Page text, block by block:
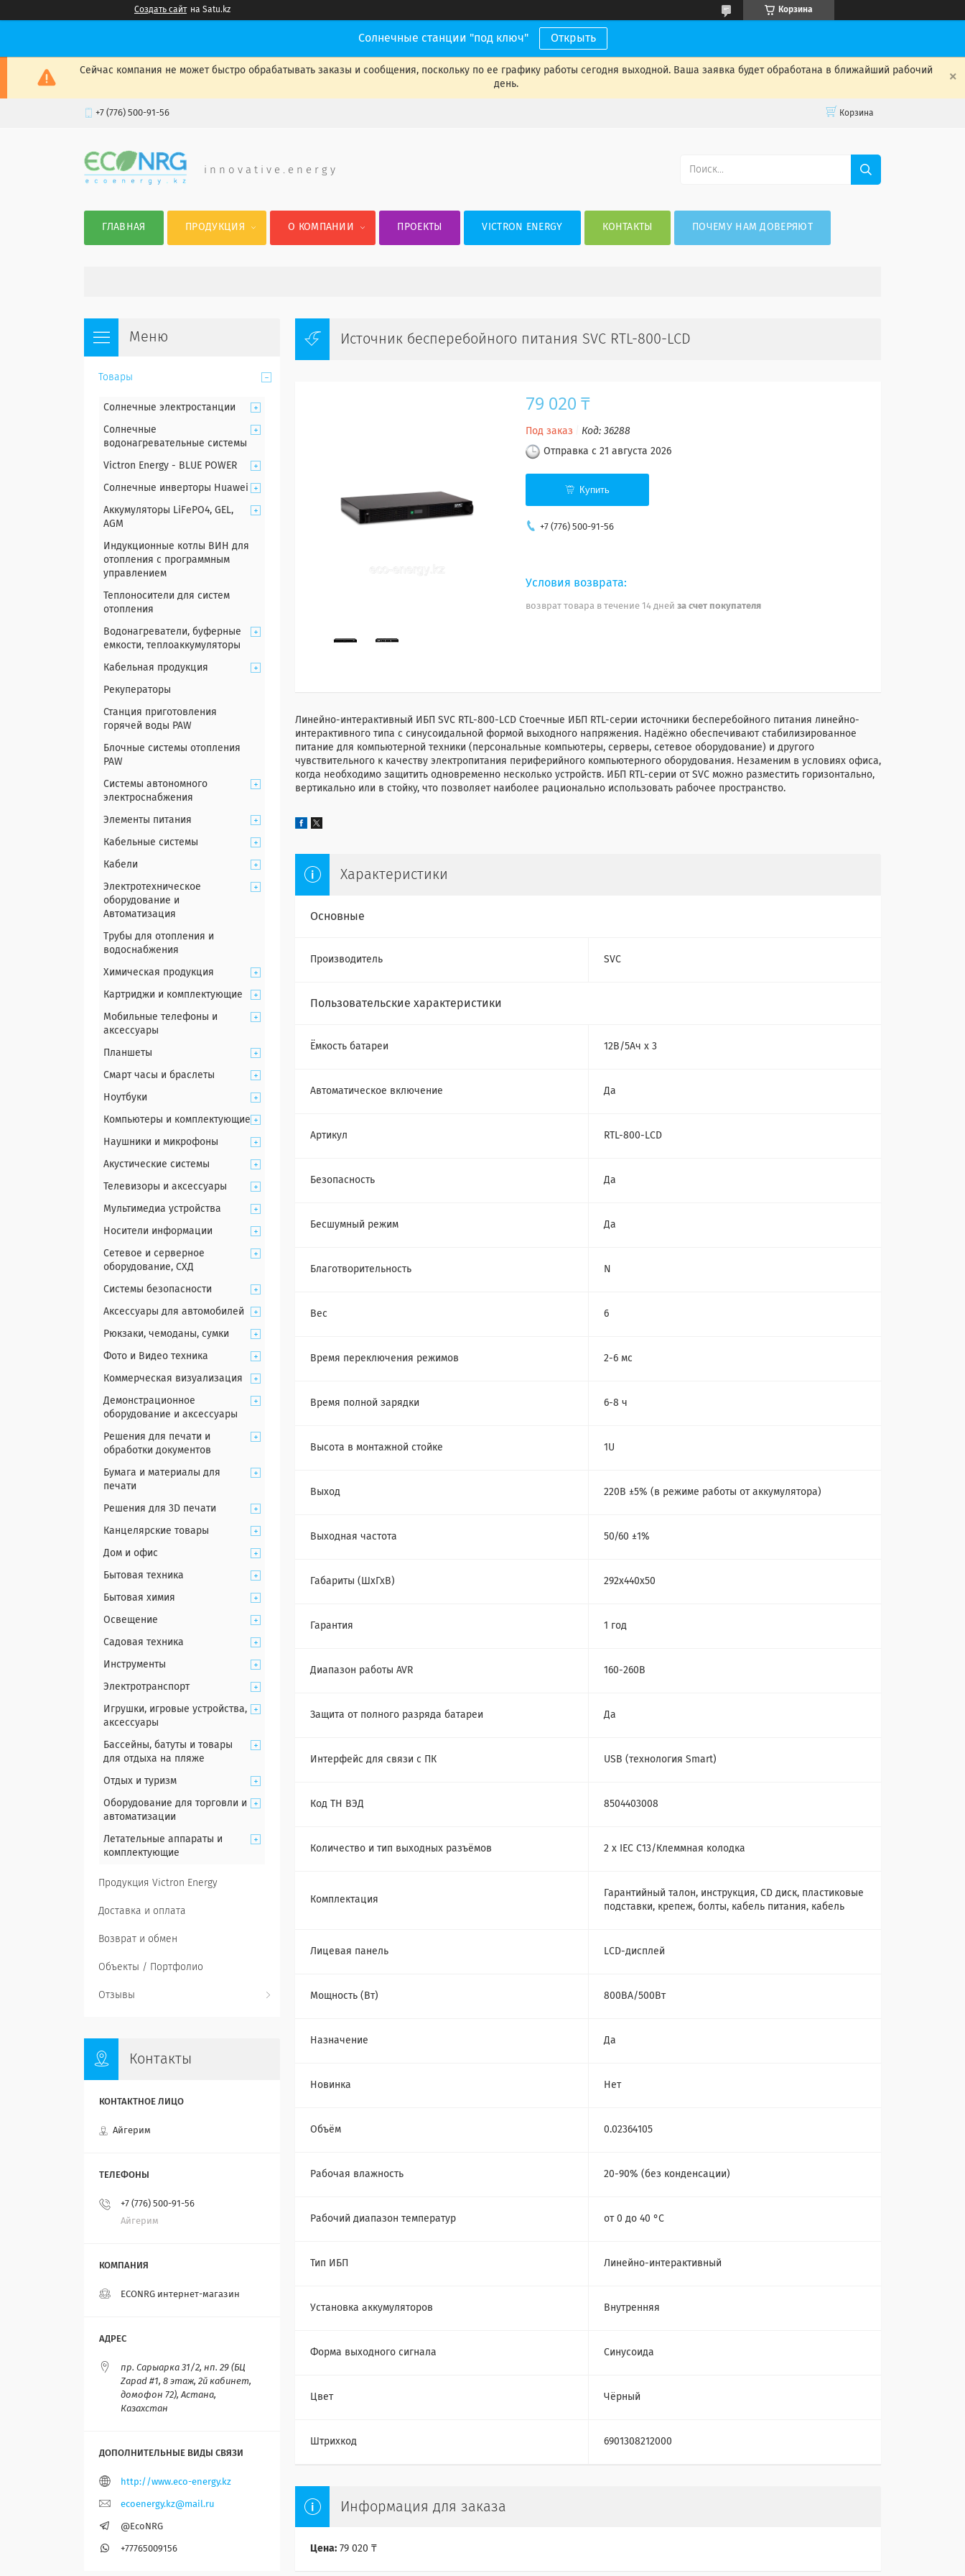
Создать сайт на Satu.kz Корзина
Солнечные станции "под ключ" Открыть
Сейчас компания не может быстро обрабатывать заказы и сообщения, поскольку по ее графику работы сегодня выходной. Ваша заявка будет обработана в ближайший рабочий
день.
+7 (776) 500-91-56 Корзина
i n n o v a t i v e . e n e r g y
ГЛАВНАЯ ПРОДУКЦИЯ О КОМПАНИИ ПРОЕКТЫ VICTRON ENERGY КОНТАКТЫ ПОЧЕМУ НАМ ДОВЕРЯЮТ
Источник бесперебойного питания SVC RTL-800-LCD
79 020 ₸
Под заказ Код: 36288
Отправка с 21 августа 2026
Купить
+7 (776) 500-91-56
возврат товара в течение 14 дней за счет покупателя
Линейно-интерактивный ИБП SVC RTL-800-LCD Cтоечные ИБП RTL-серии источники бесперебойного питания линейно-
интерактивного типа с синусоидальной формой выходного напряжения. Надёжно обеспечивают стабилизированное
питание для компьютерной техники (персональные компьютеры, серверы, сетевое оборудование) и другого
чувствительного к качеству электропитания периферийного компьютерного оборудования. Незаменим в условиях офиса,
когда необходимо защитить одновременно несколько устройств. ИБП RTL-серии от SVC можно разместить горизонтально,
вертикально или в стойку, что позволяет наиболее рационально использовать рабочее пространство.
Характеристики
Основные
Производитель SVC
Пользовательские характеристики
Ёмкость батареи 12В/5Ач х 3
Автоматическое включение Да
Артикул RTL-800-LCD
Безопасность Да
Бесшумный режим Да
Благотворительность N
Вес 6
Время переключения режимов 2-6 мс
Время полной зарядки 6-8 ч
Высота в монтажной стойке 1U
Выход 220В ±5% (в режиме работы от аккумулятора)
Выходная частота 50/60 ±1%
Габариты (ШхГхВ) 292x440x50
Гарантия 1 год
Диапазон работы AVR 160-260В
Защита от полного разряда батареи Да
Интерфейс для связи с ПК USB (технология Smart)
Код ТН ВЭД 8504403008
Количество и тип выходных разъёмов 2 х IEC C13/Клеммная колодка
Комплектация
Гарантийный талон, инструкция, CD диск, пластиковые
подставки, крепеж, болты, кабель питания, кабель
Лицевая панель LCD-дисплей
Мощность (Bт) 800ВА/500Вт
Назначение Да
Новинка Нет
Объём 0.02364105
Рабочая влажность 20-90% (без конденсации)
Рабочий диапазон температур от 0 до 40 °С
Тип ИБП Линейно-интерактивный
Установка аккумуляторов Внутренняя
Форма выходного сигнала Синусоида
Цвет Чёрный
Штрихкод 6901308212000
Информация для заказа
Цена: 79 020 ₸
Товары
Солнечные электростанции
Солнечные
водонагревательные системы
Victron Energy - BLUE POWER
Солнечные инверторы Huawei
Аккумуляторы LiFePO4, GEL,
AGM
Индукционные котлы ВИН для
отопления с программным
управлением
Теплоносители для систем
отопления
Водонагреватели, буферные
емкости, теплоаккумуляторы
Кабельная продукция
Рекуператоры
Станция приготовления
горячей воды PAW
Блочные системы отопления
PAW
Системы автономного
электроснабжения
Элементы питания
Кабельные системы
Кабели
Электротехническое
оборудование и
Автоматизация
Трубы для отопления и
водоснабжения
Химическая продукция
Картриджи и комплектующие
Мобильные телефоны и
аксессуары
Планшеты
Смарт часы и браслеты
Ноутбуки
Компьютеры и комплектующие
Наушники и микрофоны
Акустические системы
Телевизоры и аксессуары
Мультимедиа устройства
Носители информации
Сетевое и серверное
оборудование, СХД
Системы безопасности
Аксессуары для автомобилей
Рюкзаки, чемоданы, сумки
Фото и Видео техника
Коммерческая визуализация
Демонстрационное
оборудование и аксессуары
Решения для печати и
обработки документов
Бумага и материалы для
печати
Решения для 3D печати
Канцелярские товары
Дом и офис
Бытовая техника
Бытовая химия
Освещение
Садовая техника
Инструменты
Электротранспорт
Игрушки, игровые устройства,
аксессуары
Бассейны, батуты и товары
для отдыха на пляже
Отдых и туризм
Оборудование для торговли и
автоматизации
Летательные аппараты и
комплектующие
Продукция Victron Energy
Доставка и оплата
Возврат и обмен
Объекты / Портфолио
Отзывы
Контакты
Айгерим
+7 (776) 500-91-56
Айгерим
ECONRG интернет-магазин
пр. Сарыарка 31/2, нп. 29 (БЦ
Zapad #1, 8 этаж, 2й кабинет,
домофон 72), Астана,
Казахстан
http://www.eco-energy.kz
ecoenergy.kz@mail.ru
@EcoNRG
+77765009156